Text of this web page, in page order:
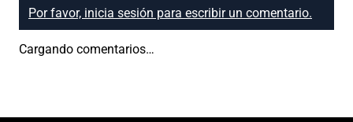
Por favor, inicia sesión para escribir un comentario.
Cargando comentarios…